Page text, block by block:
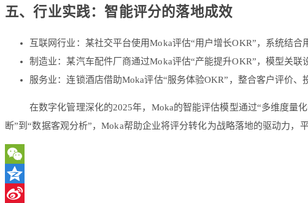
五、行业实践：智能评分的落地成效
互联网行业 ：某社交平台使用Moka评估“用户增长OKR”，系统结
制造业：某汽车配件厂商通过Moka评估“产能提升OKR”，模型关
服务业：连锁酒店借助Moka评估“服务体验OKR”，整合客户评价
在数字化管理深化的2025年，Moka的智能评估模型通过“多维度量
断”到“数据客观分析”，Moka帮助企业将评分转化为战略落地的驱动力
WeChat
Qzone